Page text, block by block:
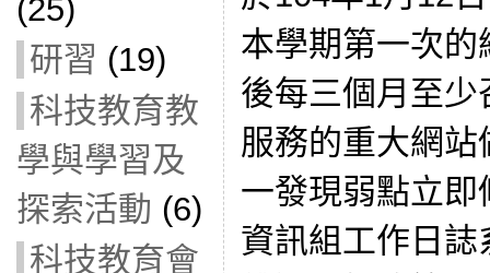
(25)
研習 (19)
科技教育教
學與學習及
探索活動 (6)
科技教育會
本學期第一次
後每三個月至
服務的重大網
一發現弱點立
資訊組工作日